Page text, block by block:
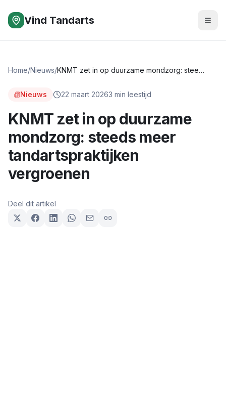
Vind Tandarts
Home/Nieuws/ KNMT zet in op duurzame mondzorg: steeds meer tandartspraktijken vergroenen
Nieuws 22 maart 20263 min leestijd
KNMT zet in op duurzame
mondzorg: steeds meer
tandartspraktijken
vergroenen
Deel dit artikel